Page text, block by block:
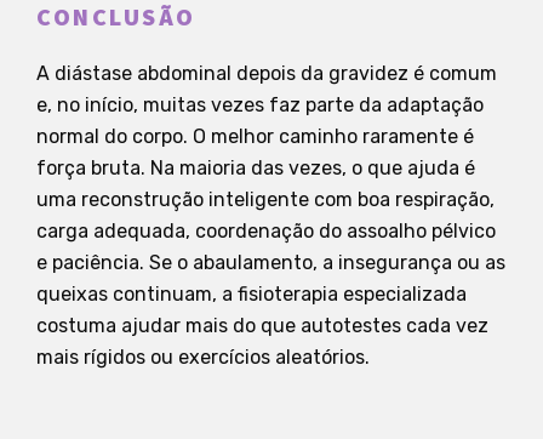
CONCLUSÃO
A diástase abdominal depois da gravidez é comum
e, no início, muitas vezes faz parte da adaptação
normal do corpo. O melhor caminho raramente é
força bruta. Na maioria das vezes, o que ajuda é
uma reconstrução inteligente com boa respiração,
carga adequada, coordenação do assoalho pélvico
e paciência. Se o abaulamento, a insegurança ou as
queixas continuam, a fisioterapia especializada
costuma ajudar mais do que autotestes cada vez
mais rígidos ou exercícios aleatórios.